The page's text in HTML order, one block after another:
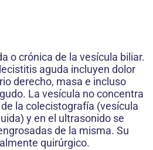
o crónica de la vesícula biliar.
aguda incluyen dolor
derecho, masa e incluso
La vesícula no concentra
la colecistografía (vesícula
y en el ultrasonido se
de la misma. Su
quirúrgico.